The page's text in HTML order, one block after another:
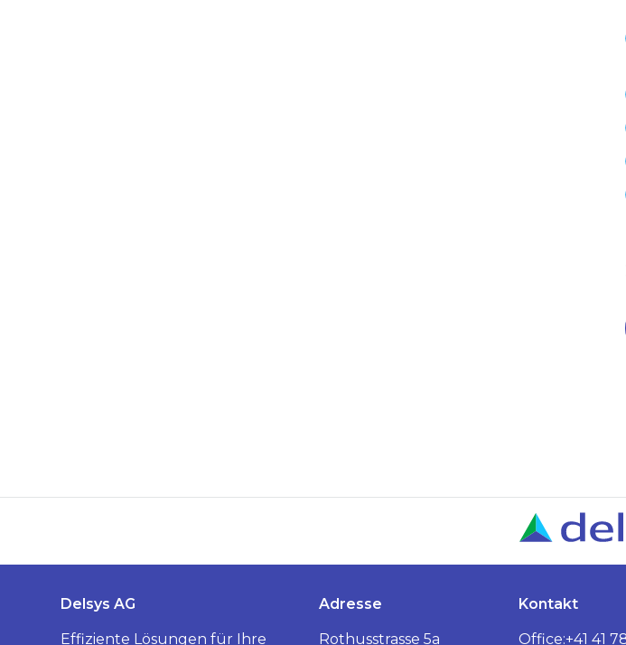
Delsys AG
Effiziente Lösungen für Ihre
Adresse
Rothusstrasse 5a
Kontakt
Office:+41 41